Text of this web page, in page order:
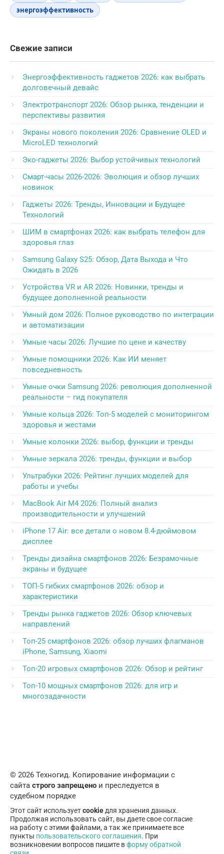
энергоэффективность
Свежие записи
Энергоэффективность гаджетов 2026: как выбрать
долговечный девайс
Электротранспорт 2026: Обзор рынка, тенденции и
перспективы развития
Экраны нового поколения 2026: Сравнение OLED и
MicroLED технологий
Эко-гаджеты 2026: Выбор устойчивых технологий
Смарт-часы 2026-2026: Эволюция и обзор лучших
новинок
Гаджеты 2026: Тренды, Инновации и Будущее
Технологий
ШИМ в смартфонах 2026: как выбрать телефон для
здоровья глаз
Samsung Galaxy S25: Обзор, Дата Выхода и Что
Ожидать в 2026
Устройства VR и AR 2026: Новинки, тренды и
будущее дополненной реальности
Умный дом 2026: Полное руководство по интеграции
и автоматизации
Умные часы 2026: Лучшие по цене и качеству
Умные помощники 2026: Как ИИ меняет
повседневность
Умные очки Samsung 2026: революция дополненной
реальности – гид покупателя
Умные кольца 2026: Топ-5 моделей с мониторингом
здоровья и жестами
Умные колонки 2026: выбор, функции и тренды
Умные зеркала 2026: тренды, функции и выбор
Ультрабуки 2026: Рейтинг лучших моделей для
работы и учебы
MacBook Air M4 2026: Полный анализ
производительности и улучшений
iPhone 17 Air: все детали о новом 8.4-дюймовом
дисплее
Тренды дизайна смартфонов 2026: Безрамочные
экраны и будущее
ТОП-5 гибких смартфонов 2026: обзор и
характеристики
Тренды рынка гаджетов 2026: Обзор ключевых
направлений
Топ-25 смартфонов 2026: обзор лучших флагманов
iPhone, Samsung, Xiaomi
Топ-20 игровых смартфонов 2026: Обзор и рейтинг
Топ-10 мощных смартфонов 2026: для игр и
многозадачности
© 2026 Техногид. Копирование информации с
сайта строго запрещено и преследуется в
судебном порядке
Этот сайт используетcookie для хранения данных.
Продолжая использовать сайт, вы даете свое согласие
на работу с этими файлами, а так же принимаете все
пункты пользовательского соглашения. При
возникновении вопросов пишите вформу обратной